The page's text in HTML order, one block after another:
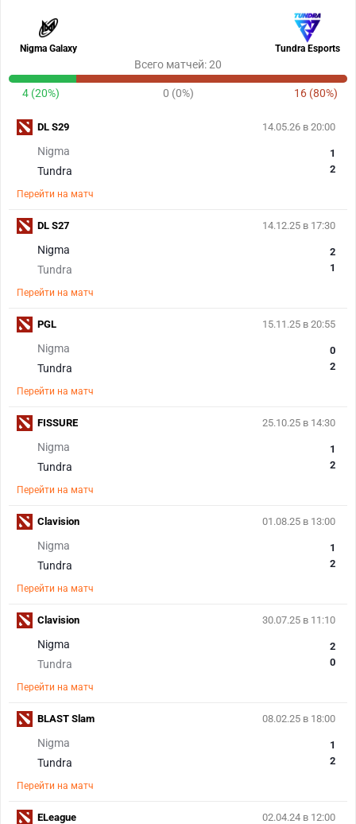
Nigma Galaxy Tundra Esports
Всего матчей: 20
4 (20%) 0 (0%) 16 (80%)
14.05.26 в 20:00
Nigma
Tundra
1
2
Перейти на матч
DL S29
14.12.25 в 17:30
Nigma
Tundra
2
1
Перейти на матч
DL S27
15.11.25 в 20:55
Nigma
Tundra
0
2
Перейти на матч
PGL
25.10.25 в 14:30
Nigma
Tundra
1
2
Перейти на матч
FISSURE
01.08.25 в 13:00
Nigma
Tundra
1
2
Перейти на матч
Clavision
30.07.25 в 11:10
Nigma
Tundra
2
0
Перейти на матч
Clavision
08.02.25 в 18:00
Nigma
Tundra
1
2
Перейти на матч
BLAST Slam
02.04.24 в 12:00
ELeague